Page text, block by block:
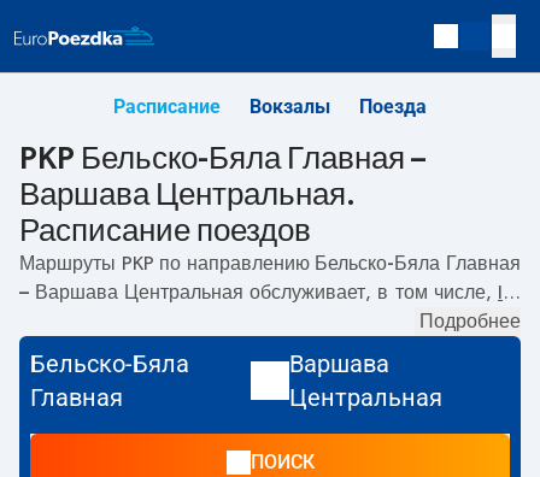
Расписание Вокзалы Поезда
PKP Бельско-Бяла Главная –
Варшава Центральная.
Расписание поездов
Маршруты PKP по направлению Бельско-Бяла Главная
– Варшава Центральная обслуживает, в том числе, IC.
с вокзала PKP
Biała Główna, Warszawska 2, Bielsko-Biała
поезд до Варшава Центральная отправляется в 19:34.
По маршрутуБельско-Бяла Главная–Варшава
также курсируют другие поезда:
Подробнее
Бельско-Бяла
Главная
Варшава
Центральная
ПОИСК